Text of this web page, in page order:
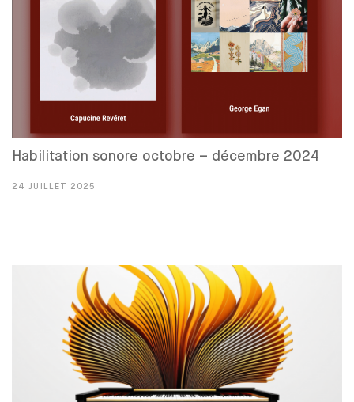
Habilitation sonore octobre – décembre 2024
24 JUILLET 2025